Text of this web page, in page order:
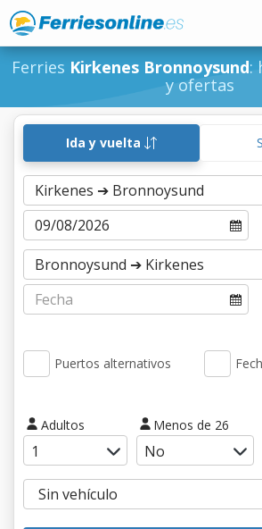
Ferries Kirkenes Bronnoysund:
y ofertas
Ida y vuelta
Puertos alternativos
Adultos Menos de 26